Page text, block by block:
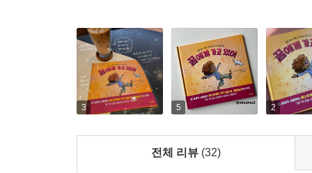
저에게도 커다란 꿈이 있어요.
그림책 번역가가 되기 전에도 오래전부터 영어
스페인어와 일본어까지요. 외국어 공부가 침이
그것은 바로 ‘4개 국어에 능통한 할머니 되기’
고쳐먹었어요. “왜 할머니 될 때까지 기다려야
‘나중에 언젠가 시작할 거야.’라는 막연한 다
3 5 2
전체 리뷰 (32)